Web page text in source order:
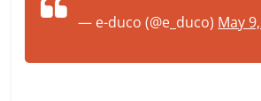
— e-duco (@e_duco) May